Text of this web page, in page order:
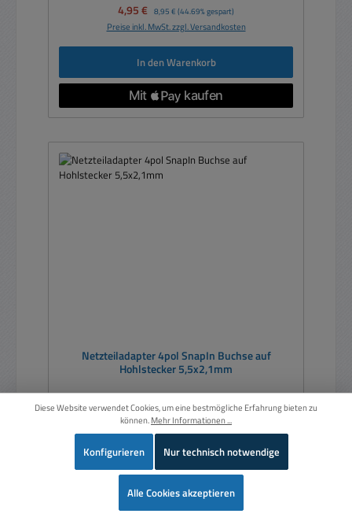
Verkaufspreis:
4,95 € Regulärer Preis:
8,95 € (44.69% gespart)
Preise inkl. MwSt. zzgl. Versandkosten
In den Warenkorb
Netzteiladapter 4pol SnapIn Buchse auf
Hohlstecker 5,5x2,1mm
Regulärer Preis:
4,95 €
Preise inkl. MwSt. zzgl. Versandkosten
Diese Website verwendet Cookies, um eine bestmögliche Erfahrung bieten zu
können.Mehr Informationen ...
Nur technisch notwendige
Konfigurieren
Alle Cookies akzeptieren